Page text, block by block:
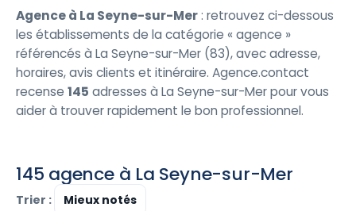
Agence à La Seyne-sur-Mer: retrouvez ci-dessous
les établissements de la catégorie « agence »
référencés à La Seyne-sur-Mer (83), avec adresse,
horaires, avis clients et itinéraire. Agence.contact
recense 145 adresses à La Seyne-sur-Mer pour vous
aider à trouver rapidement le bon professionnel.
145 agence à La Seyne-sur-Mer
Trier :